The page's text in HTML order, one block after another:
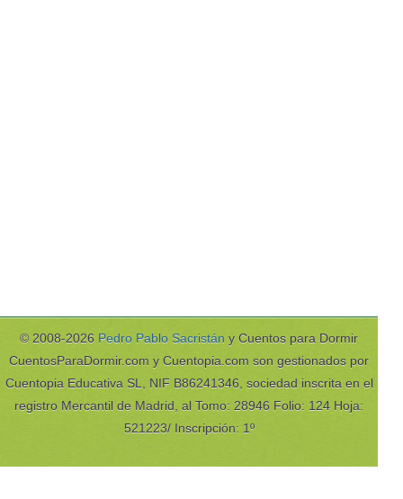
© 2008-2026 Pedro Pablo Sacristán y Cuentos para Dormir
CuentosParaDormir.com y Cuentopia.com son gestionados por
Cuentopia Educativa SL, NIF B86241346, sociedad inscrita en el
registro Mercantil de Madrid, al Tomo: 28946 Folio: 124 Hoja:
521223/ Inscripción: 1º